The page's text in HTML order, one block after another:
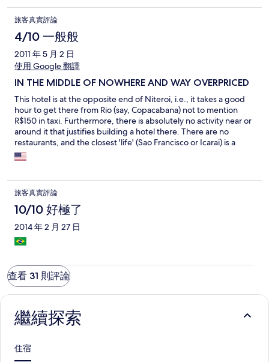
旅客真實評論
4/10 一般般
2011 年 5 月 2 日
使用 Google 翻譯
IN THE MIDDLE OF NOWHERE AND WAY OVERPRICED
This hotel is at the opposite end of Niteroi, i.e., it takes a good
hour to get there from Rio (say, Copacabana) not to mention
R$150 in taxi. Furthermore, there is absolutely no activity near or
around it that justifies building a hotel there. There are no
restaurants, and the closest 'life' (Sao Francisco or Icarai) is a
good 20-30mn away (over the hill) by taxi. Though clean and
decently maintained, the hotel's style and furniture is an
Expedia discount. On the plus side, the staff are very nice and
helpful, beyond the call of duty in many respects. Be that as it
may, their sweetness does not absolve the abysmal location and
exorbitant prices. Be warned!
旅客真實評論
10/10 好極了
2014 年 2 月 27 日
查看 31 則評論
繼續探索
住宿